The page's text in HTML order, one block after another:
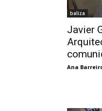
baliza
Javier
Ana